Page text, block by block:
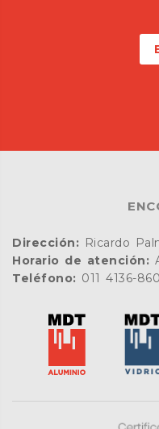
Dirección: Ricardo
Horario de atención:
Teléfono: 011 4136-